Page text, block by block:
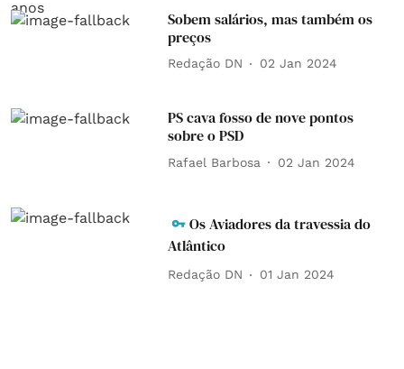
Sobem salários, mas também os
preços
Redação DN 02 Jan 2024
PS cava fosso de nove pontos
sobre o PSD
Rafael Barbosa 02 Jan 2024
Os Aviadores da travessia do
Atlântico
Redação DN 01 Jan 2024